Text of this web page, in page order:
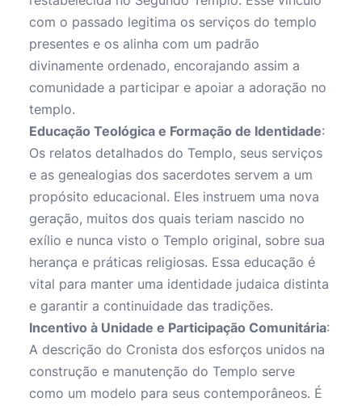
com o passado legitima os serviços do templo
presentes e os alinha com um padrão
divinamente ordenado, encorajando assim a
comunidade a participar e apoiar a adoração no
templo.
Educação Teológica e Formação de Identidade:
Os relatos detalhados do Templo, seus serviços
e as genealogias dos sacerdotes servem a um
propósito educacional. Eles instruem uma nova
geração, muitos dos quais teriam nascido no
exílio e nunca visto o Templo original, sobre sua
herança e práticas religiosas. Essa educação é
vital para manter uma identidade judaica distinta
e garantir a continuidade das tradições.
Incentivo à Unidade e Participação Comunitária:
A descrição do Cronista dos esforços unidos na
construção e manutenção do Templo serve
como um modelo para seus contemporâneos. É